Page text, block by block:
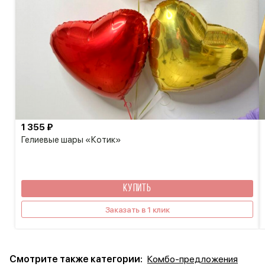
Гелиевые шары «Котик»
1 355 ₽
КУПИТЬ
Заказать в 1 клик
Смотрите также категории: Комбо-предложения